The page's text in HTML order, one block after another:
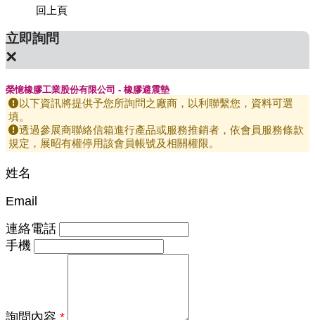
回上頁
立即詢問
×
榮憶橡膠工業股份有限公司 - 橡膠避震墊
以下資訊將提供予您所詢問之廠商，以利聯繫您，資料可選
填。
透過參展商聯絡信箱進行產品或服務推銷者，依會員服務條款
規定，展昭有權停用該會員帳號及相關權限。
姓名
Email
連絡電話
手機
詢問內容 *